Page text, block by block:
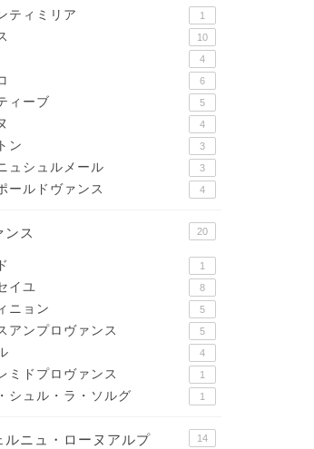
ティミリア 1
10
4
6
ィーブ 5
4
ン 3
ュシュルメール 3
ールドヴァンス 4
ンス 20
1
イユ 8
ニョン 5
アンプロヴァンス 5
4
ミドプロヴァンス 1
シュル・ラ・ソルグ 1
ルニュ・ローヌアルプ 14